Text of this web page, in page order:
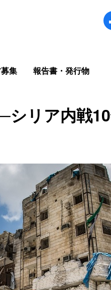
集 報告書・発行物
シリア内戦